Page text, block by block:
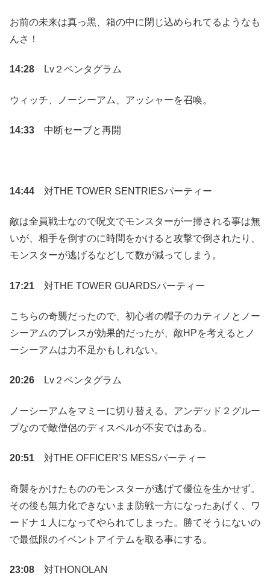
お前の未来は真っ黒、箱の中に閉じ込められてるようなも
んさ！
14:28 Lv２ペンタグラム
ウィッチ、ノーシーアム、アッシャーを召喚。
14:33 中断セーブと再開
14:44 対THE TOWER SENTRIESパーティー
敵は全員戦士なので呪文でモンスターが一掃される事は無
いが、相手を倒すのに時間をかけると攻撃で倒されたり、
モンスターが逃げるなどして数が減ってしまう。
17:21 対THE TOWER GUARDSパーティー
こちらの奇襲だったので、初心者の帽子のカティノとノー
シーアムのブレスが効果的だったが、敵HPを考えるとノ
ーシーアムは力不足かもしれない。
20:26 Lv２ペンタグラム
ノーシーアムをマミーに切り替える。アンデッド２グルー
プなので敵僧侶のディスペルが不安ではある。
20:51 対THE OFFICER’S MESSパーティー
奇襲をかけたもののモンスターが逃げて優位を生かせず。
その後も無力化できないまま防戦一方になったあげく、ワ
ードナ１人になってやられてしまった。勝てそうにないの
で最低限のイベントアイテムを取る事にする。
23:08 対THONOLAN